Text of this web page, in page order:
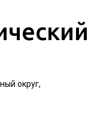
округ,